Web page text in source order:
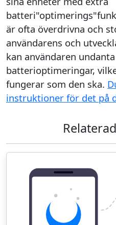
är ofta överdrivna och
användarens och
kan användaren
batterioptimeringar,
fungerar som den ska.
instruktioner för det på